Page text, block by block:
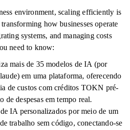
environment, scaling efficiently is
how businesses operate
systems, and managing costs
need to know:
mais de 35 modelos de IA (por
em uma plataforma, oferecendo
de custos com créditos TOKN pré-
de despesas em tempo real.
IA personalizados por meio de um
trabalho sem código, conectando-se